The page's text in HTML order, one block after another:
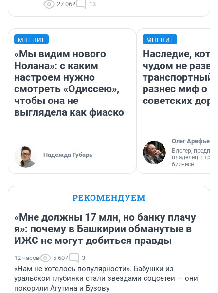
27 062 13
МНЕНИЕ
«Мы видим нового
Нолана»: с каким
настроем нужно
смотреть «Одиссею»,
чтобы она не
выглядела как фиаско
Надежда Губарь
МНЕНИЕ
Наследие,
чудом не
транспортный
разнес миф о
советских
Олег Арефьев
Блогер,
владелец в
бизнесе
РЕКОМЕНДУЕМ
«Мне должны 17 млн, но банку плачу
я»: почему в Башкирии обманутые в
ИЖС не могут добиться правды
12 часов 5 607 3
«Нам не хотелось популярности». Бабушки из
уральской глубинки стали звездами соцсетей — они
покорили Агутина и Бузову